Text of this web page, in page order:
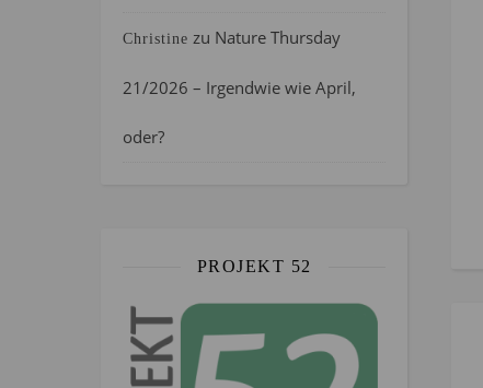
Christine zu Nature Thursday
21/2026 – Irgendwie wie April,
oder?
PROJEKT 52